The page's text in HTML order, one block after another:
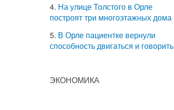
4. На улице Толстого в Орле
построят три многоэтажных дома
5. В Орле пациентке вернули
способность двигаться и говорить
ЭКОНОМИКА